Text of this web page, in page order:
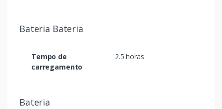
Bateria Bateria
Tempo de
carregamento
2.5 horas
Bateria